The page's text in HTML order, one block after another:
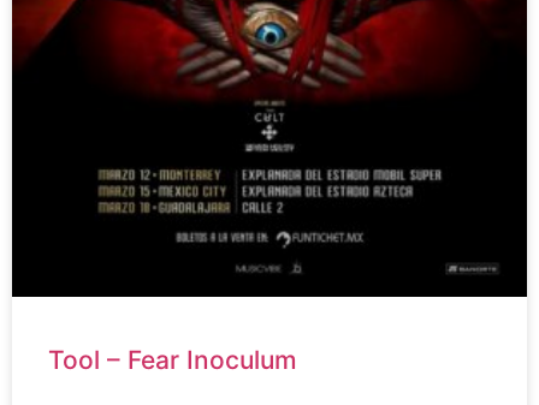
Tool – Fear Inoculum